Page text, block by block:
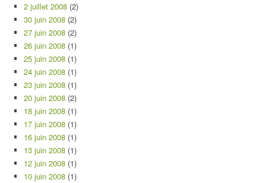
2 juillet 2008 (2)
30 juin 2008 (2)
27 juin 2008 (2)
26 juin 2008 (1)
25 juin 2008 (1)
24 juin 2008 (1)
23 juin 2008 (1)
20 juin 2008 (2)
18 juin 2008 (1)
17 juin 2008 (1)
16 juin 2008 (1)
13 juin 2008 (1)
12 juin 2008 (1)
10 juin 2008 (1)